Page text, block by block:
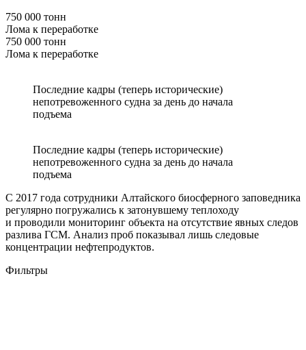
750 000 тонн
Лома к переработке
750 000 тонн
Лома к переработке
Последние кадры (теперь исторические)
непотревоженного судна за день до начала
подъема
Последние кадры (теперь исторические)
непотревоженного судна за день до начала
подъема
С 2017 года сотрудники Алтайского биосферного заповедника
регулярно погружались к затонувшему теплоходу
и проводили мониторинг объекта на отсутствие явных следов
разлива ГСМ. Анализ проб показывал лишь следовые
концентрации нефтепродуктов.
Фильтры